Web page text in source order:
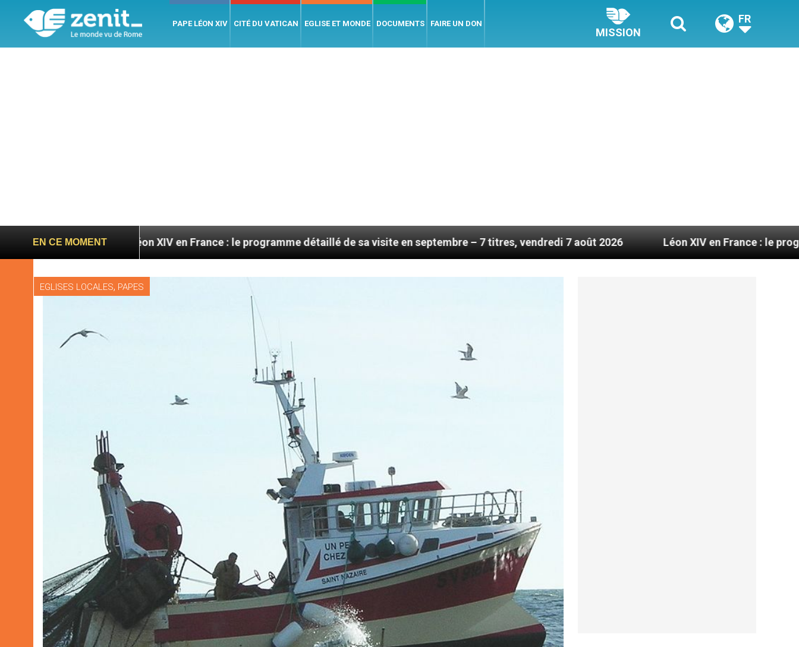
PAPE LÉON XIV CITÉ DU VATICAN EGLISE ET MONDE DOCUMENTS FAIRE UN DON
MISSION
FR
EN CE MOMENT
Léon XIV en France : le programme détaillé de sa visite en septembre – 7 titres, vendredi 7 août 2026 Léon XIV en France : le programme détaillé
EGLISES LOCALES, PAPES